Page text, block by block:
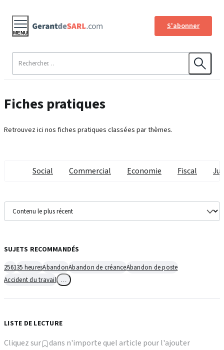
S'abonner
MENU
Fiches pratiques
Retrouvez ici nos fiches pratiques classées par thèmes.
Social Commercial Economie Fiscal
SUJETS RECOMMANDÉS
256135 heuresAbandonAbandon de créanceAbandon de poste
Accident du travail
LISTE DE LECTURE
Cliquez sur
dans n'importe quel article pour l'ajouter